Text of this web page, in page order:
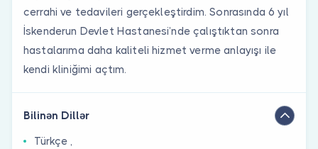
cerrahi ve tedavileri gerçekleştirdim. Sonrasında 6 yıl
İskenderun Devlet Hastanesi’nde çalıştıktan sonra
hastalarıma daha kaliteli hizmet verme anlayışı ile
kendi kliniğimi açtım.
Bilinən Dillər
Türkçe ,